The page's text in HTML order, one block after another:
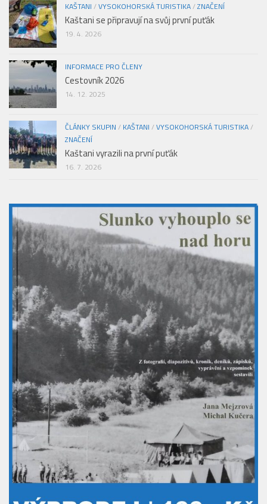
KAŠTANI /VYSOKOHORSKÁ TURISTIKA/ZNAČENÍ
Kaštani se připravují na svůj první puťák
19. 4. 2026
INFORMACE PRO ČLENY
Cestovník 2026
14. 12. 2025
ČLÁNKY SKUPIN / KAŠTANI /VYSOKOHORSKÁ TURISTIKA/
ZNAČENÍ
Kaštani vyrazili na první puťák
16. 7. 2026